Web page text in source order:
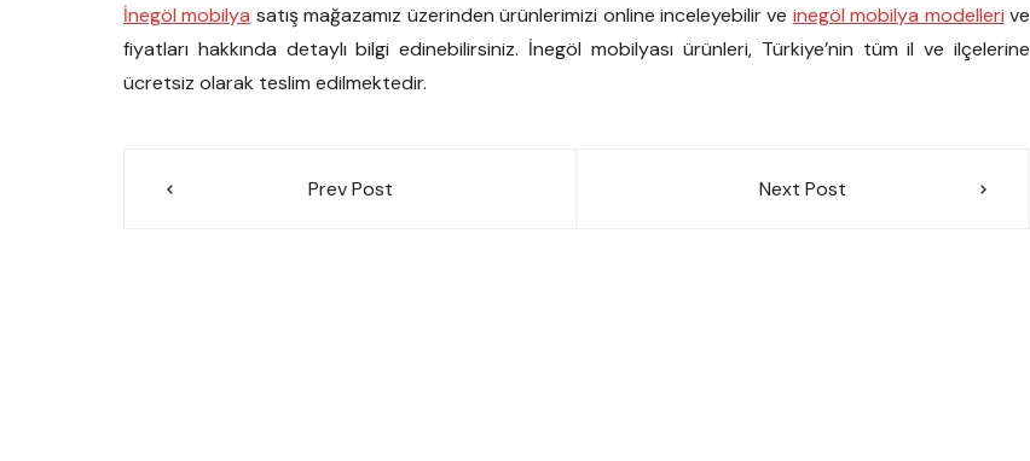
İnegöl mobilya satış mağazamız üzerinden ürünlerimizi online inceleyebilir ve inegöl mobilya modelleri ve
fiyatları hakkında detaylı bilgi edinebilirsiniz. İnegöl mobilyası ürünleri, Türkiye’nin tüm il ve ilçelerine
ücretsiz olarak teslim edilmektedir.
Prev Post Next Post